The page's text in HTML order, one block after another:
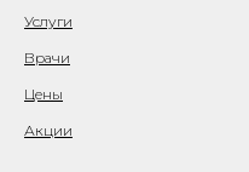
Услуги
Врачи
Цены
Акции